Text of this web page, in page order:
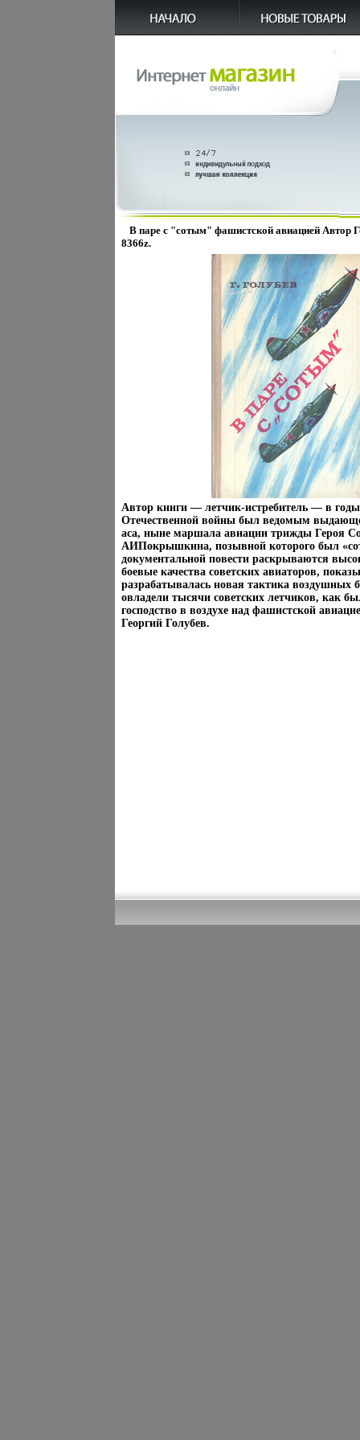
В паре с "сотым" фашистской авиацией Автор
8366z.
Автор книги — летчик-истребитель — в
Отечественной войны был ведомым
аса, ныне маршала авиации трижды Героя
АИПокрышкина, позывной которого был
документальной повести раскрываются
боевые качества советских авиаторов,
разрабатывалась новая тактика воздушных
овладели тысячи советских летчиков, как
господство в воздухе над фашистской
Георгий Голубев.